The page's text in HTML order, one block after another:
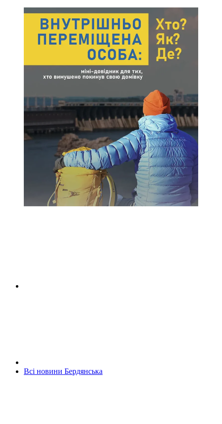
Всі новини Бердянська